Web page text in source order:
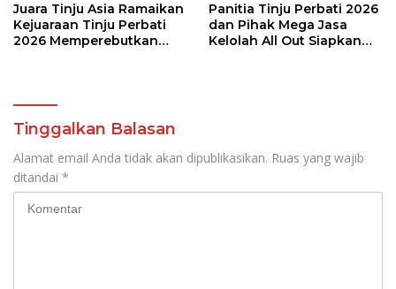
Juara Tinju Asia Ramaikan
Kejuaraan Tinju Perbati
2026 Memperebutkan
Panitia Tinju Perbati 2026
dan Pihak Mega Jasa
Kelolah All Out Siapkan
Tinggalkan Balasan
Alamat email Anda tidak akan dipublikasikan. Ruas yang wajib
ditandai *